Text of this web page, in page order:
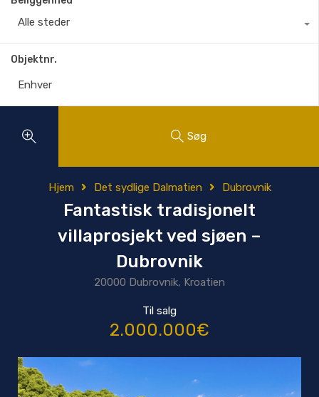
Alle steder
Objektnr.
Søg
Hjem Det sydlige Dalmatien Dubrovnik
Fantastisk tradisjonelt
villaprosjekt ved sjøen –
Dubrovnik
20000 Dubrovnik, Kroatien
Til salg
2.000.000€